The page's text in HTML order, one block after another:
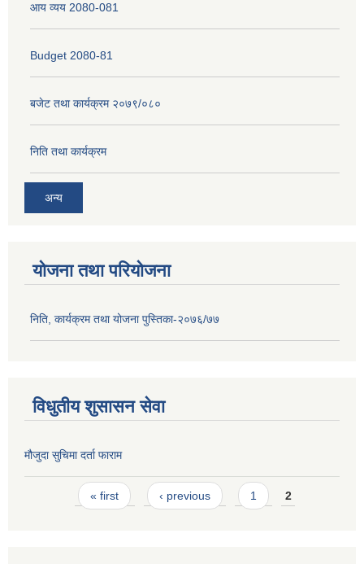
आय व्यय 2080-081
Budget 2080-81
बजेट तथा कार्यक्रम २०७९/०८०
निति तथा कार्यक्रम
अन्य
योजना तथा परियोजना
निति, कार्यक्रम तथा योजना पुस्तिका-२०७६/७७
विधुतीय शुसासन सेवा
मौजुदा सुचिमा दर्ता फाराम
Pages« first ‹ previous 1 2